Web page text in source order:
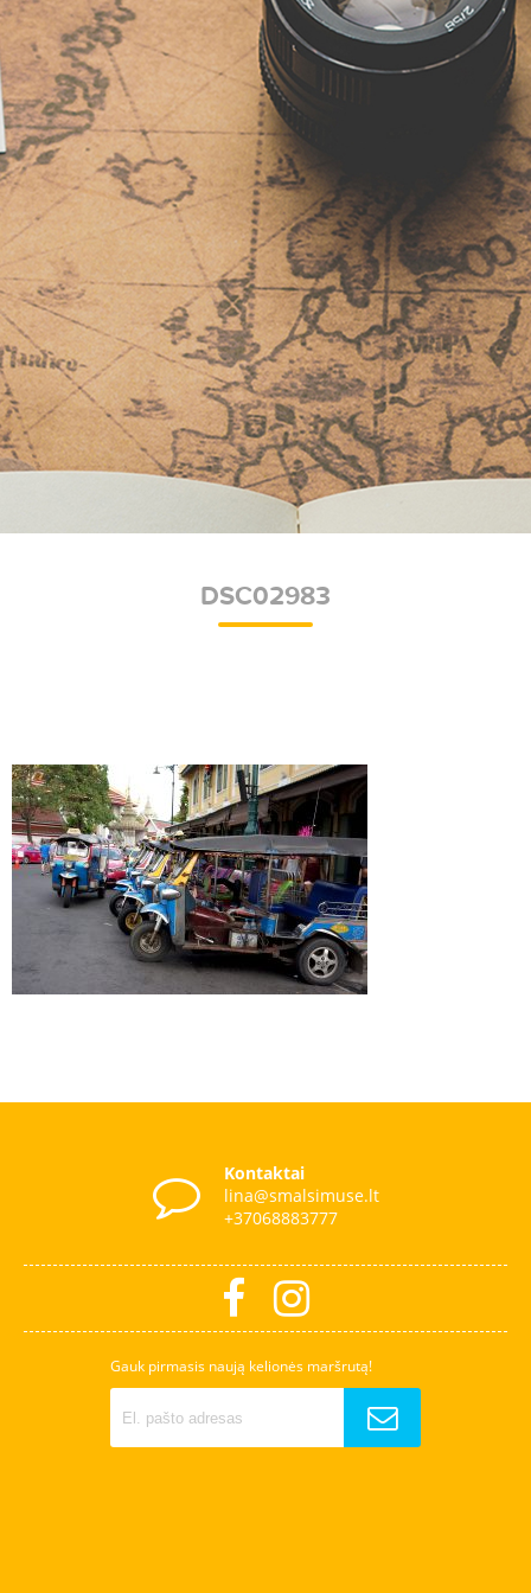
DSC02983
Kontaktai
lina@smalsimuse.lt
+37068883777
Gauk pirmasis naują kelionės maršrutą!